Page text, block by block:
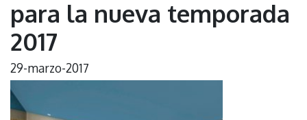
para la nueva temporada
2017
29-marzo-2017